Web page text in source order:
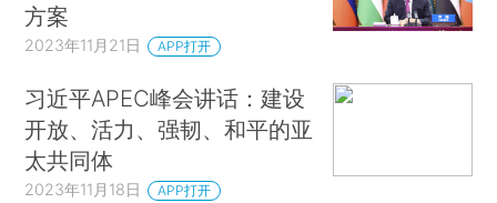
方案
2023年11月21日 APP打开
习近平APEC峰会讲话：建设
开放、活力、强韧、和平的亚
太共同体
2023年11月18日 APP打开